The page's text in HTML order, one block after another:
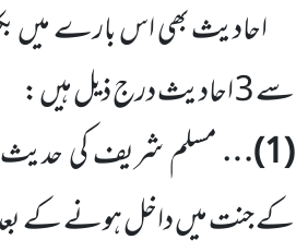
احادیث بھی اس بارے میں
سے 3 احادیث درج ذیل ہیں :
(1)
…مسلم شریف کی حدیث
کے جنت میں داخل ہونے کے